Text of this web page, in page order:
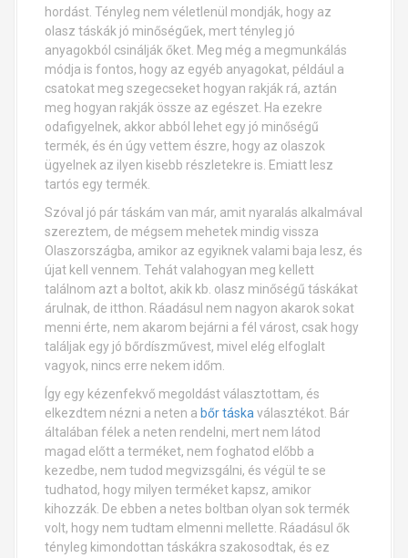
hordást. Tényleg nem véletlenül mondják, hogy az
olasz táskák jó minőségűek, mert tényleg jó
anyagokból csinálják őket. Meg még a megmunkálás
módja is fontos, hogy az egyéb anyagokat, például a
csatokat meg szegecseket hogyan rakják rá, aztán
meg hogyan rakják össze az egészet. Ha ezekre
odafigyelnek, akkor abból lehet egy jó minőségű
termék, és én úgy vettem észre, hogy az olaszok
ügyelnek az ilyen kisebb részletekre is. Emiatt lesz
tartós egy termék.
Szóval jó pár táskám van már, amit nyaralás alkalmával
szereztem, de mégsem mehetek mindig vissza
Olaszországba, amikor az egyiknek valami baja lesz, és
újat kell vennem. Tehát valahogyan meg kellett
találnom azt a boltot, akik kb. olasz minőségű táskákat
árulnak, de itthon. Ráadásul nem nagyon akarok sokat
menni érte, nem akarom bejárni a fél várost, csak hogy
találjak egy jó bőrdíszművest, mivel elég elfoglalt
vagyok, nincs erre nekem időm.
Így egy kézenfekvő megoldást választottam, és
elkezdtem nézni a neten a bőr táska választékot. Bár
általában félek a neten rendelni, mert nem látod
magad előtt a terméket, nem foghatod előbb a
kezedbe, nem tudod megvizsgálni, és végül te se
tudhatod, hogy milyen terméket kapsz, amikor
kihozzák. De ebben a netes boltban olyan sok termék
volt, hogy nem tudtam elmenni mellette. Ráadásul ők
tényleg kimondottan táskákra szakosodtak, és ez